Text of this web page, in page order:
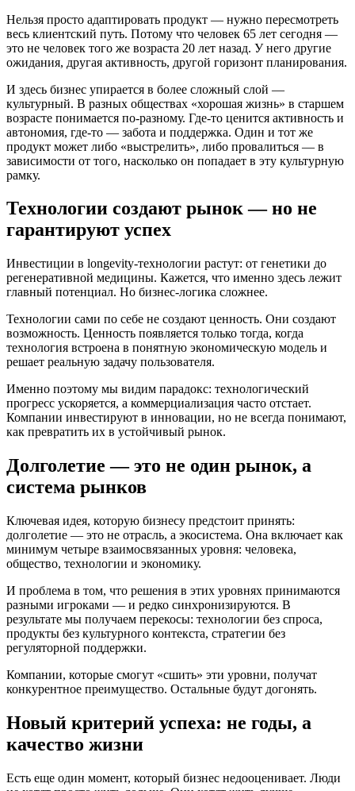
Нельзя просто адаптировать продукт — нужно пересмотреть
весь клиентский путь. Потому что человек 65 лет сегодня —
это не человек того же возраста 20 лет назад. У него другие
ожидания, другая активность, другой горизонт планирования.
И здесь бизнес упирается в более сложный слой —
культурный. В разных обществах «хорошая жизнь» в старшем
возрасте понимается по-разному. Где-то ценится активность и
автономия, где-то — забота и поддержка. Один и тот же
продукт может либо «выстрелить», либо провалиться — в
зависимости от того, насколько он попадает в эту культурную
рамку.
Технологии создают рынок — но не
гарантируют успех
Инвестиции в longevity-технологии растут: от генетики до
регенеративной медицины. Кажется, что именно здесь лежит
главный потенциал. Но бизнес-логика сложнее.
Технологии сами по себе не создают ценность. Они создают
возможность. Ценность появляется только тогда, когда
технология встроена в понятную экономическую модель и
решает реальную задачу пользователя.
Именно поэтому мы видим парадокс: технологический
прогресс ускоряется, а коммерциализация часто отстает.
Компании инвестируют в инновации, но не всегда понимают,
как превратить их в устойчивый рынок.
Долголетие — это не один рынок, а
система рынков
Ключевая идея, которую бизнесу предстоит принять:
долголетие — это не отрасль, а экосистема. Она включает как
минимум четыре взаимосвязанных уровня: человека,
общество, технологии и экономику.
И проблема в том, что решения в этих уровнях принимаются
разными игроками — и редко синхронизируются. В
результате мы получаем перекосы: технологии без спроса,
продукты без культурного контекста, стратегии без
регуляторной поддержки.
Компании, которые смогут «сшить» эти уровни, получат
конкурентное преимущество. Остальные будут догонять.
Новый критерий успеха: не годы, а
качество жизни
Есть еще один момент, который бизнес недооценивает. Люди